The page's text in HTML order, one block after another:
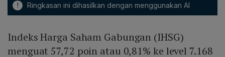
! Ringkasan ini dihasilkan dengan menggunakan AI
Indeks Harga Saham Gabungan (IHSG)
menguat 57,72 poin atau 0,81% ke level 7.168